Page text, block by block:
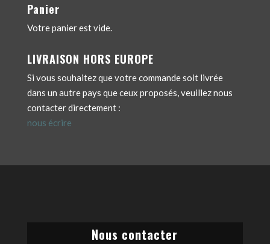
Panier
Votre panier est vide.
LIVRAISON HORS EUROPE
Si vous souhaitez que votre commande soit livrée
dans un autre pays que ceux proposés, veuillez nous
contacter directement :
nous écrire
Nous contacter